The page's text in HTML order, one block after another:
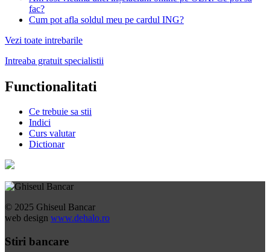
fac?
Cum pot afla soldul meu pe cardul ING?
Vezi toate intrebarile
Intreaba gratuit specialistii
Functionalitati
Ce trebuie sa stii
Indici
Curs valutar
Dictionar
© 2025 Ghiseul Bancar
web design www.dehalo.ro
Stiri bancare